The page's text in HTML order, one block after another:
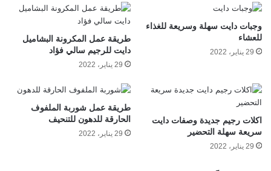
وجبات دايت سهلة وسريعة للغذاء
للعشاء
29 يناير، 2022
طريقة عمل المكرونة البشاميل
دايت للرجيم سالي فؤاد
29 يناير، 2022
اكلات رجيم جديدة وصفات دايت
سريعة سهلة التحضير
29 يناير، 2022
طريقة عمل شوربة الملفوف
الحارقة للدهون للتنحيف
29 يناير، 2022